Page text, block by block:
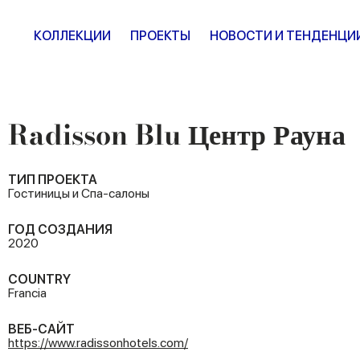
КОЛЛЕКЦИИ ПРОЕКТЫ НОВОСТИ И
Radisson Blu Центр Рауна
ТИП ПРОЕКТА
Гостиницы и Спа-салоны
ГОД СОЗДАНИЯ
2020
COUNTRY
Francia
ВЕБ-САЙТ
https://www.radissonhotels.com/